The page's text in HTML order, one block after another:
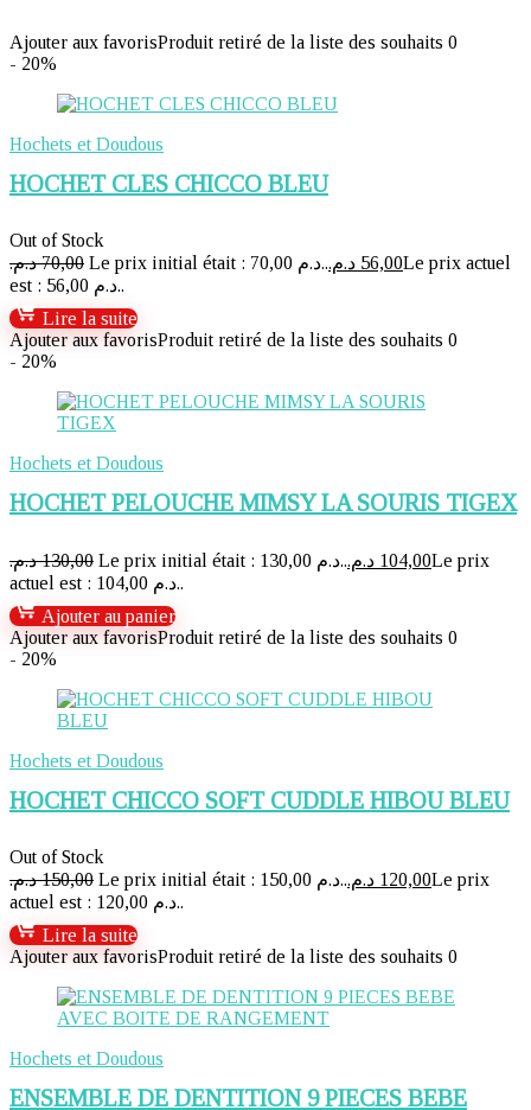
Ajouter aux favorisProduit retiré de la liste des souhaits 0
- 20%
Hochets et Doudous
HOCHET CLES CHICCO BLEU
Out of Stock
70,00 د.م. Le prix initial était : 70,00 د.م.. 56,00 د.م.
Le prix actuel
est : 56,00 د.م..
Lire la suite
Ajouter aux favorisProduit retiré de la liste des souhaits 0
- 20%
Hochets et Doudous
HOCHET PELOUCHE MIMSY LA SOURIS TIGEX
130,00 د.م. Le prix initial était : 130,00 د.م.. 104,00 د.م.
Le prix
actuel est : 104,00 د.م..
Ajouter au panier
Ajouter aux favorisProduit retiré de la liste des souhaits 0
- 20%
Hochets et Doudous
HOCHET CHICCO SOFT CUDDLE HIBOU BLEU
Out of Stock
150,00 د.م. Le prix initial était : 150,00 د.م.. 120,00 د.م.
Le prix
actuel est : 120,00 د.م..
Lire la suite
Ajouter aux favorisProduit retiré de la liste des souhaits 0
Hochets et Doudous
ENSEMBLE DE DENTITION 9 PIECES BEBE